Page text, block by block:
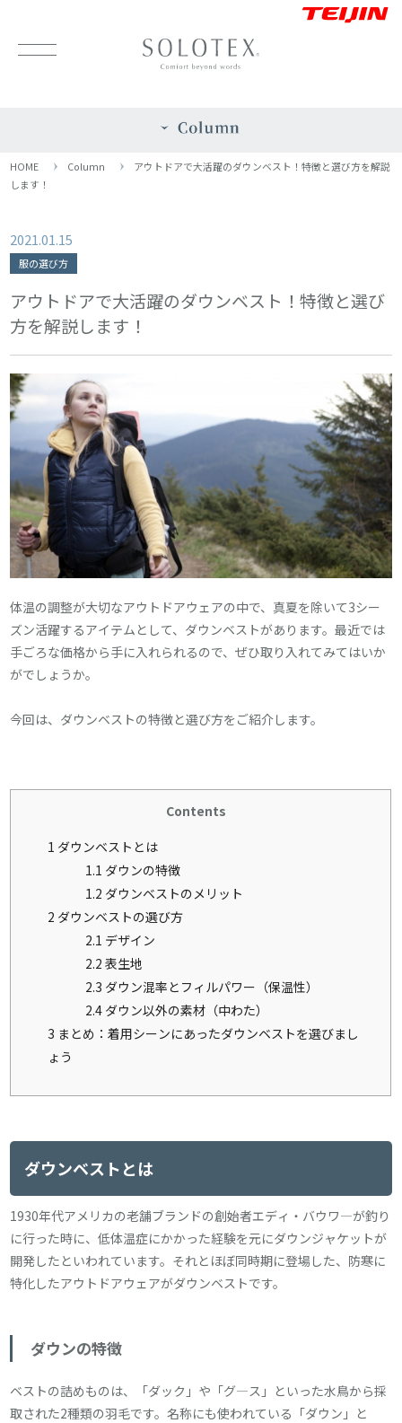
HOME Column
アウトドアで大活躍のダウンベスト！特徴と選び方を解説
します！
2021.01.15
服の選び方
アウトドアで大活躍のダウンベスト！特徴と選び
方を解説します！
体温の調整が大切なアウトドアウェアの中で、真夏を除いて3シー
ズン活躍するアイテムとして、ダウンベストがあります。最近では
手ごろな価格から手に入れられるので、ぜひ取り入れてみてはいか
がでしょうか。
今回は、ダウンベストの特徴と選び方をご紹介します。
Contents
1 ダウンベストとは
1.1 ダウンの特徴
1.2 ダウンベストのメリット
2 ダウンベストの選び方
2.1 デザイン
2.2 表生地
2.3 ダウン混率とフィルパワー（保温性）
2.4 ダウン以外の素材（中わた）
3 まとめ：着用シーンにあったダウンベストを選びまし
ょう
ダウンベストとは
1930年代アメリカの老舗ブランドの創始者エディ・バウワ―が釣り
に行った時に、低体温症にかかった経験を元にダウンジャケットが
開発したといわれています。それとほぼ同時期に登場した、防寒に
特化したアウトドアウェアがダウンベストです。
ダウンの特徴
ベストの詰めものは、「ダック」や「グ―ス」といった水鳥から採
取された2種類の羽毛です。名称にも使われている「ダウン」と